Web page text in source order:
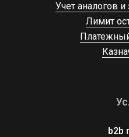
Учет аналогов
Лимит
b2b